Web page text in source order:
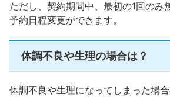
ただし、契約期間中、最初の1回のみ
予約日程変更ができます。
体調不良や生理の場合は？
体調不良や生理になってしまった場